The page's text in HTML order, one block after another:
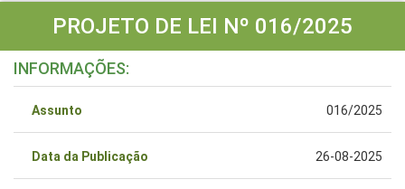
PROJETO DE LEI Nº 016/2025
INFORMAÇÕES:
Assunto 016/2025
Data da Publicação 26-08-2025